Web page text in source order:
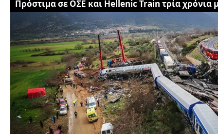
Πρόστιμα σε ΟΣΕ και Hellenic Train τρία χρόνια